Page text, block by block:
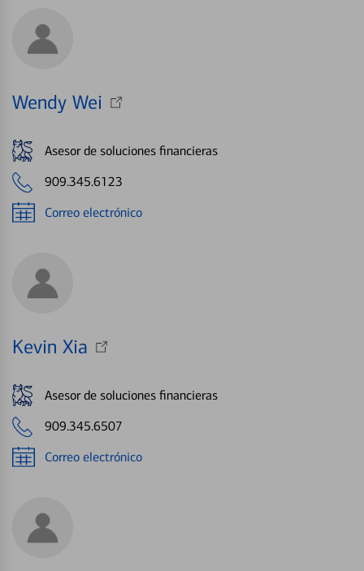
Wendy Wei
Asesor de soluciones financieras
909.345.6123
Correo electrónico
Kevin Xia
Asesor de soluciones financieras
909.345.6507
Correo electrónico